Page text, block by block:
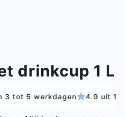
drinkcup 1 L
werkdagen 4.9 uit 100+